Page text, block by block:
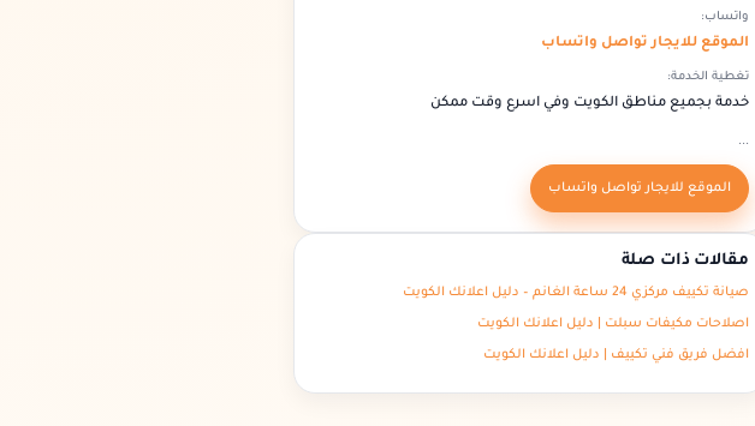
واتساب:
الموقع للايجار تواصل واتساب
تغطية الخدمة:
خدمة بجميع مناطق الكويت وفي اسرع وقت ممكن
...
الموقع للايجار تواصل واتساب
مقالات ذات صلة
صيانة تكييف مركزي 24 ساعة الغانم – دليل اعلانك الكويت
اصلاحات مكيفات سبلت | دليل اعلانك الكويت
افضل فريق فني تكييف | دليل اعلانك الكويت